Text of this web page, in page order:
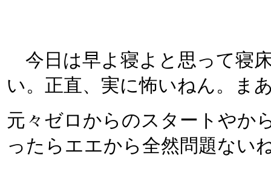
今日は早よ寝よと思って寝
い。正直、実に怖いねん。ま
元々ゼロからのスタートやか
ったらエエから全然問題ない